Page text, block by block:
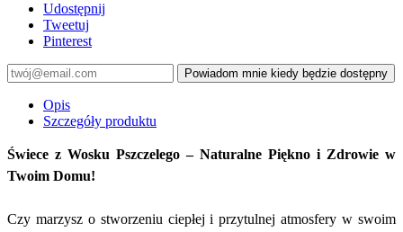
Udostępnij
Tweetuj
Pinterest
Powiadom mnie kiedy będzie dostępny
Opis
Szczegóły produktu
Świece z Wosku Pszczelego – Naturalne Piękno i Zdrowie w
Twoim Domu!
Czy marzysz o stworzeniu ciepłej i przytulnej atmosfery w swoim